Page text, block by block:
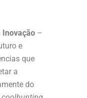
Inovação –
e
que
a
do